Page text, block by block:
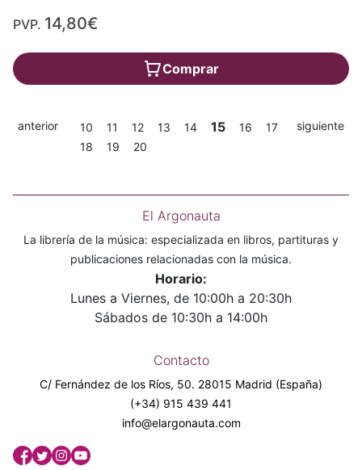
PVP. 14,80€
Comprar
anterior 10 11 12 13 14 15 16
17
18
19 20
siguiente
El Argonauta
La librería de la música: especializada en libros, partituras y
publicaciones relacionadas con la música.
Horario:
Lunes a Viernes, de 10:00h a 20:30h
Sábados de 10:30h a 14:00h
Contacto
C/ Fernández de los Ríos, 50. 28015 Madrid (España)
(+34) 915 439 441
info@elargonauta.com